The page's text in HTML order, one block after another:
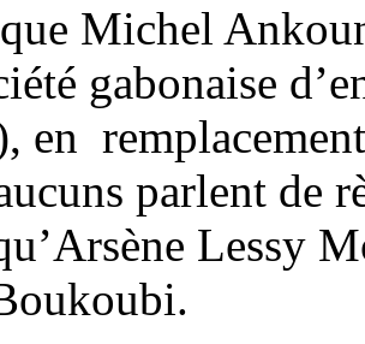
Michel
gabonaise
en
parlent de
Lessy